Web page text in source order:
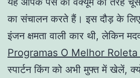
का संचालन करते हैं। इस दौड़ के
इंजन क्षमता वाली कार थी, लेकिन
Programas O Melhor
स्पार्टन किंग को अभी मुफ्त में खेलें,